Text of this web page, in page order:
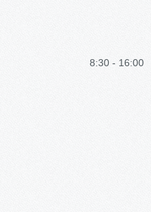
8:30 - 16:00